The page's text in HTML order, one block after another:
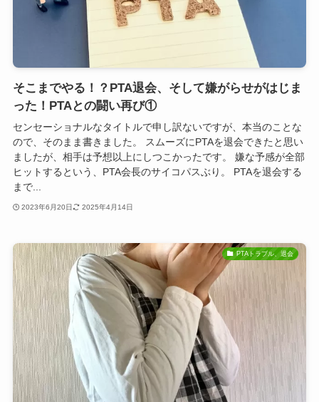
そこまでやる！？PTA退会、そして嫌がらせがはじま
った！PTAとの闘い再び①
センセーショナルなタイトルで申し訳ないですが、本当のことな
ので、そのまま書きました。 スムーズにPTAを退会できたと思い
ましたが、相手は予想以上にしつこかったです。 嫌な予感が全部
ヒットするという、PTA会長のサイコパスぶり。 PTAを退会する
まで...
2023年6月20日 2025年4月14日
PTAトラブル、退会